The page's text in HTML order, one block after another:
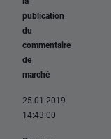
publication
du
commentaire
de
marché
25.01.2019
14:43:00